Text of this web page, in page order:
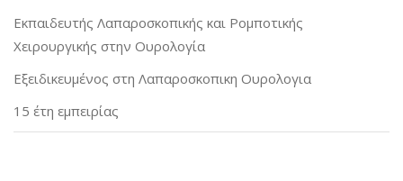
Εκπαιδευτής Λαπαροσκοπικής και Ρομποτικής
Χειρουργικής στην Ουρολογία
Εξειδικευμένος στη Λαπαροσκοπικη Ουρολογια
15 έτη εμπειρίας